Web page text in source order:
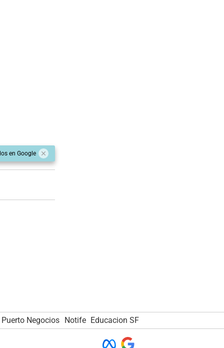
en Google
Puerto Negocios Notife Educacion SF